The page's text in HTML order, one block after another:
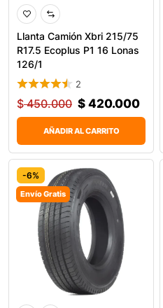
Llanta Camión Xbri 215/75
R17.5 Ecoplus P1 16 Lonas
126/1
2
$450.000 $ 420.000
AÑADIR AL CARRITO
-6%
Envío Gratis